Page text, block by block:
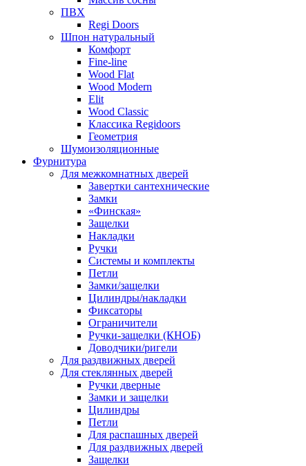
ПВХ
Regi Doors
Шпон натуральный
Комфорт
Fine-line
Wood Flat
Wood Modern
Elit
Wood Classic
Классика Regidoors
Геометрия
Шумоизоляционные
Фурнитура
Для межкомнатных дверей
Завертки сантехнические
Замки
«Финская»
Защелки
Накладки
Ручки
Системы и комплекты
Петли
Замки/защелки
Цилиндры/накладки
Фиксаторы
Ограничители
Ручки-защелки (КНОБ)
Доводчики/ригели
Для раздвижных дверей
Для стеклянных дверей
Ручки дверные
Замки и защелки
Цилиндры
Петли
Для распашных дверей
Для раздвижных дверей
Защелки